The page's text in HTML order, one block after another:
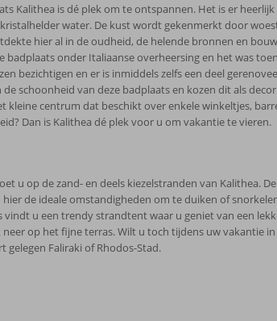
Kalithea is dé plek om te ontspannen. Het is er
water. De kust wordt gekenmerkt door
hier al in de oudheid, de helende bronnen en
badplaats onder Italiaanse overheersing en het was
bezichtigen en er is inmiddels zelfs een deel
de schoonheid van deze badplaats en kozen dit als
kleine centrum dat beschikt over enkele winkeltjes,
Dan is Kalithea dé plek voor u om vakantie te vieren.
u op de zand- en deels kiezelstranden van Kalithea.
de ideale omstandigheden om te duiken of
u een trendy strandtent waar u geniet van een
op het fijne terras. Wilt u toch tijdens uw vakantie
Faliraki of Rhodos-Stad.